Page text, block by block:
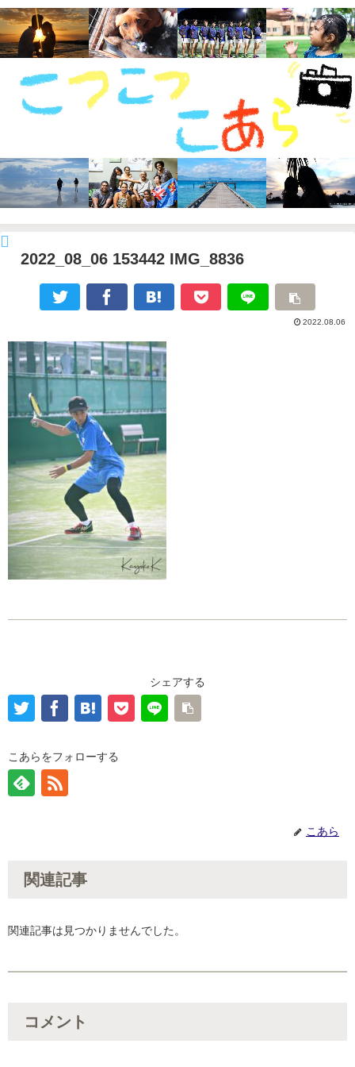
2022_08_06 153442 IMG_8836
2022.08.06
シェアする
こあらをフォローする
こあら
関連記事
関連記事は見つかりませんでした。
コメント